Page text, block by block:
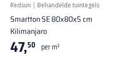
Redsun | Behandelde tuintegels
Smartton SE 80x80x5 cm
Kilimanjaro
47,50 per m²